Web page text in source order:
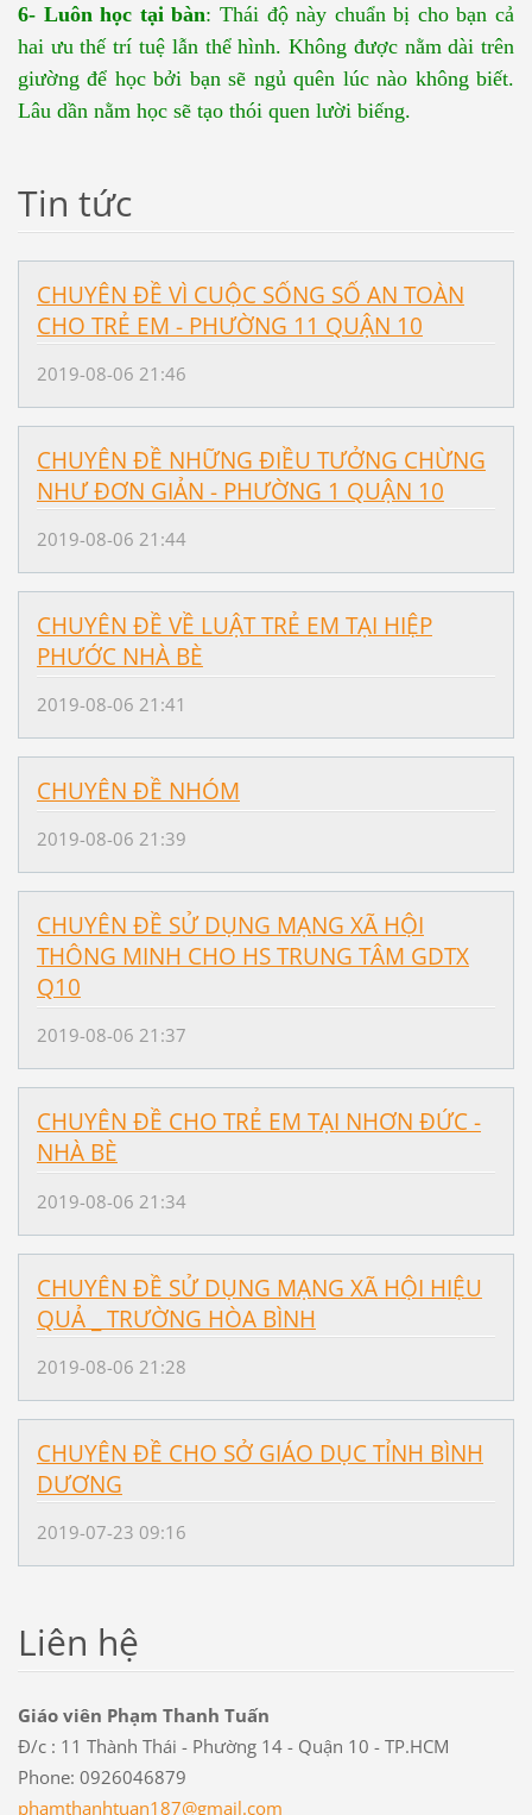
6- Luôn học tại bàn: Thái độ này chuẩn bị cho bạn cả
hai ưu thế trí tuệ lẫn thể hình. Không được nằm dài trên
giường để học bởi bạn sẽ ngủ quên lúc nào không biết.
Lâu dần nằm học sẽ tạo thói quen lười biếng.
Tin tức
CHUYÊN ĐỀ VÌ CUỘC SỐNG SỐ AN TOÀN
CHO TRẺ EM - PHƯỜNG 11 QUẬN 10
2019-08-06 21:46
CHUYÊN ĐỀ NHỮNG ĐIỀU TƯỞNG CHỪNG
NHƯ ĐƠN GIẢN - PHƯỜNG 1 QUẬN 10
2019-08-06 21:44
CHUYÊN ĐỀ VỀ LUẬT TRẺ EM TẠI HIỆP
PHƯỚC NHÀ BÈ
2019-08-06 21:41
CHUYÊN ĐỀ NHÓM
2019-08-06 21:39
CHUYÊN ĐỀ SỬ DỤNG MẠNG XÃ HỘI
THÔNG MINH CHO HS TRUNG TÂM GDTX
Q10
2019-08-06 21:37
CHUYÊN ĐỀ CHO TRẺ EM TẠI NHƠN ĐỨC -
NHÀ BÈ
2019-08-06 21:34
CHUYÊN ĐỀ SỬ DỤNG MẠNG XÃ HỘI HIỆU
QUẢ _ TRƯỜNG HÒA BÌNH
2019-08-06 21:28
CHUYÊN ĐỀ CHO SỞ GIÁO DỤC TỈNH BÌNH
DƯƠNG
2019-07-23 09:16
Liên hệ
Giáo viên Phạm Thanh Tuấn
Đ/c : 11 Thành Thái - Phường 14 - Quận 10 - TP.HCM
Phone: 0926046879
phamthanhtuan187@gmail.com